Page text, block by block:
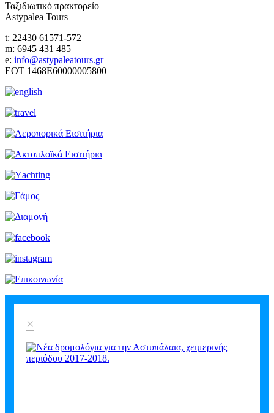
Ταξιδιωτικό πρακτορείο
Astypalea Tours
t: 22430 61571-572
m: 6945 431 485
e: info@astypaleatours.gr
ΕΟΤ 1468Ε60000005800
×